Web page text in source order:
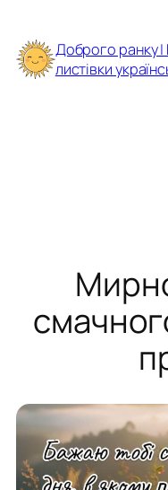
до
вмісту
Доброго ранку |
листівки